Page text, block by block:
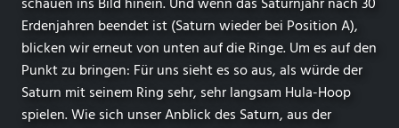
Erdenjahren beendet ist (Saturn wieder bei Position A),
blicken wir erneut von unten auf die Ringe. Um es auf den
Punkt zu bringen: Für uns sieht es so aus, als würde der
Saturn mit seinem Ring sehr, sehr langsam Hula-Hoop
spielen. Wie sich unser Anblick des Saturn, aus der